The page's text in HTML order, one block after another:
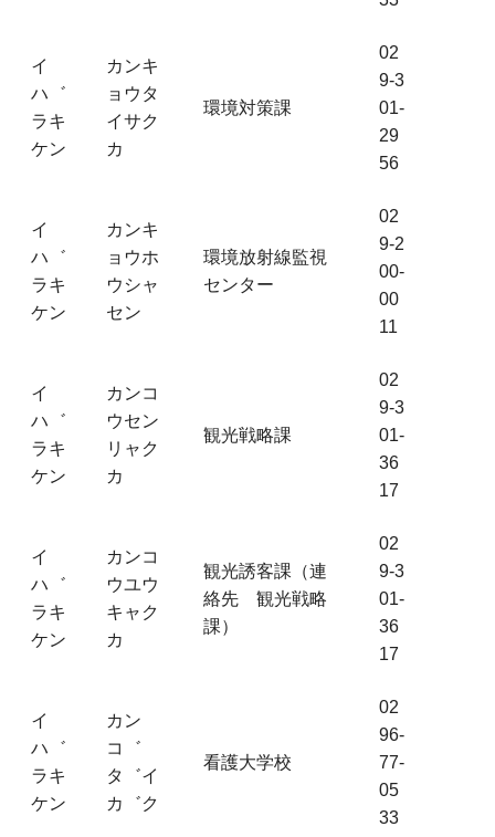
イ
ハ゛
ラキ
ケン
カンキ
ョウタ
イサク
カ
環境対策課
02
9-3
01-
29
56
イ
ハ゛
ラキ
ケン
カンキ
ョウホ
ウシャ
セン
環境放射線監視
センター
02
9-2
00-
00
11
イ
ハ゛
ラキ
ケン
カンコ
ウセン
リャク
カ
観光戦略課
02
9-3
01-
36
17
イ
ハ゛
ラキ
ケン
カンコ
ウユウ
キャク
カ
観光誘客課（連
絡先 観光戦略
課）
02
9-3
01-
36
17
イ
ハ゛
ラキ
ケン
カン
コ゛
タ゛イ
カ゛ク
看護大学校
02
96-
77-
05
33